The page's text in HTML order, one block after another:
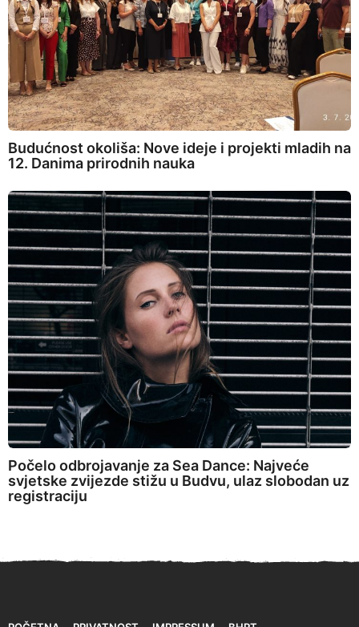
Budućnost okoliša: Nove ideje i projekti mladih na
12. Danima prirodnih nauka
Počelo odbrojavanje za Sea Dance: Najveće
svjetske zvijezde stižu u Budvu, ulaz slobodan uz
registraciju